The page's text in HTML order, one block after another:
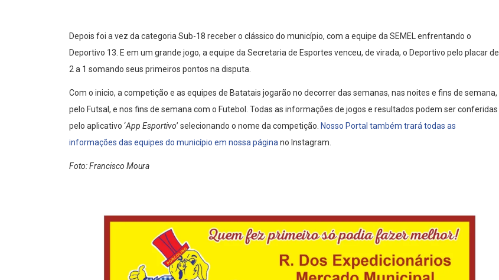
Depois foi a vez da categoria Sub-18 receber o clássico do município, com a equipe da SEMEL enfrentando o
Deportivo 13. E em um grande jogo, a equipe da Secretaria de Esportes venceu, de virada, o Deportivo pelo placar de
2 a 1 somando seus primeiros pontos na disputa.
Com o inicio, a competição e as equipes de Batatais jogarão no decorrer das semanas, nas noites e fins de semana,
pelo Futsal, e nos fins de semana com o Futebol. Todas as informações de jogos e resultados podem ser conferidas
pelo aplicativo ‘App Esportivo’ selecionando o nome da competição. Nosso Portal também trará todas as
informações das equipes do município em nossa páginano Instagram.
Foto: Francisco Moura